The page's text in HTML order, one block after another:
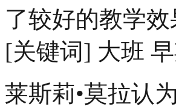
了较好的教学效
[关键词] 大班
莱斯莉•莫拉认